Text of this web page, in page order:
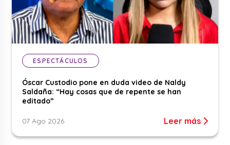
ESPECTÁCULOS
Óscar Custodio pone en duda video de Naldy
Saldaña: “Hay cosas que de repente se han
editado”
07 Ago 2026 Leer más